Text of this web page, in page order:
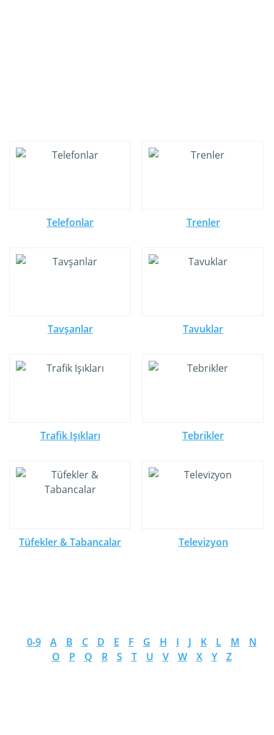
Telefonlar Trenler
Tavşanlar Tavuklar
Trafik Işıkları Tebrikler
Tüfekler & Tabancalar Televizyon
0-9 A B C D E F G H I J K L M
N
O
P Q R S T U V W X Y Z